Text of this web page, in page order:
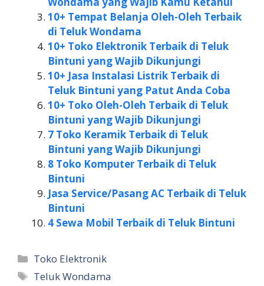
10+ Tempat Belanja Oleh-Oleh Terbaik
di Teluk Wondama
10+ Toko Elektronik Terbaik di Teluk
Bintuni yang Wajib Dikunjungi
10+ Jasa Instalasi Listrik Terbaik di
Teluk Bintuni yang Patut Anda Coba
10+ Toko Oleh-Oleh Terbaik di Teluk
Bintuni yang Wajib Dikunjungi
7 Toko Keramik Terbaik di Teluk
Bintuni yang Wajib Dikunjungi
8 Toko Komputer Terbaik di Teluk
Bintuni
Jasa Service/Pasang AC Terbaik di Teluk
Bintuni
4 Sewa Mobil Terbaik di Teluk Bintuni
Kategori
Toko Elektronik
Tag
Teluk Wondama